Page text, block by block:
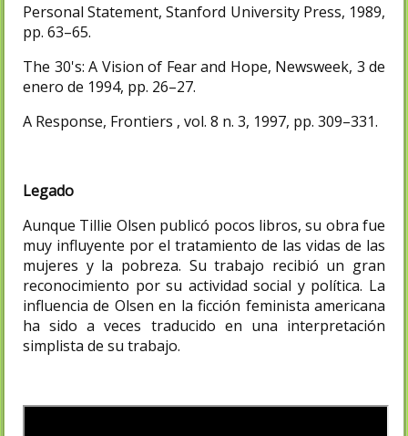
Personal Statement, Stanford University Press, 1989,
pp. 63–65.
The 30's: A Vision of Fear and Hope, Newsweek, 3 de
enero de 1994, pp. 26–27.
A Response, Frontiers , vol. 8 n. 3, 1997, pp. 309–331.
Legado
Aunque Tillie Olsen publicó pocos libros, su obra fue
muy influyente por el tratamiento de las vidas de las
mujeres y la pobreza. Su trabajo recibió un gran
reconocimiento por su actividad social y política. La
influencia de Olsen en la ficción feminista americana
ha sido a veces traducido en una interpretación
simplista de su trabajo.​